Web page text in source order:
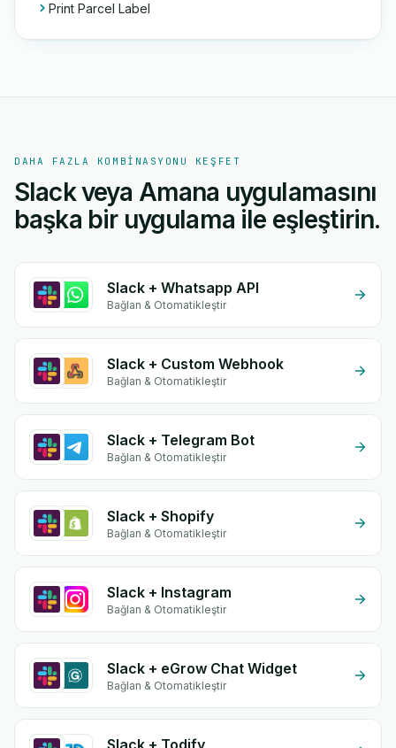
Print Parcel Label
DAHA FAZLA KOMBINASYONU KEŞFET
Slack veya Amana uygulamasını
başka bir uygulama ile eşleştirin.
Slack + Whatsapp API
Bağlan & Otomatikleştir
Slack + Custom Webhook
Bağlan & Otomatikleştir
Slack + Telegram Bot
Bağlan & Otomatikleştir
Slack + Shopify
Bağlan & Otomatikleştir
Slack + Instagram
Bağlan & Otomatikleştir
Slack + eGrow Chat Widget
Bağlan & Otomatikleştir
Slack + Todify